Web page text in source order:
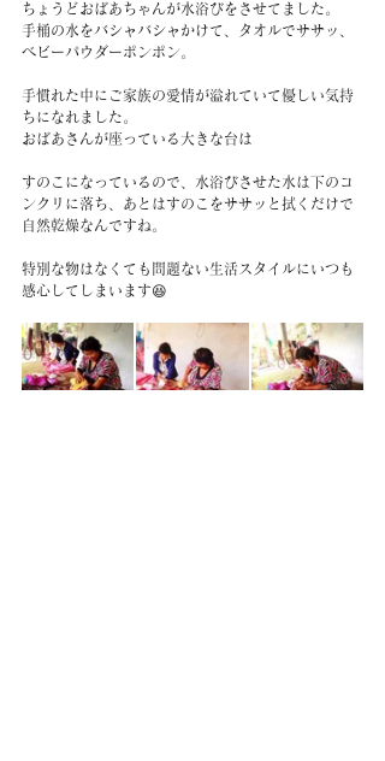
ちょうどおばあちゃんが水浴びをさせてました。
手桶の水をバシャバシャかけて、タオルでササッ、
ベビーパウダーポンポン。
手慣れた中にご家族の愛情が溢れていて優しい気持
ちになれました。
おばあさんが座っている大きな台は
すのこになっているので、水浴びさせた水は下のコ
ンクリに落ち、あとはすのこをササッと拭くだけで
自然乾燥なんですね。
特別な物はなくても問題ない生活スタイルにいつも
感心してしまいます😆